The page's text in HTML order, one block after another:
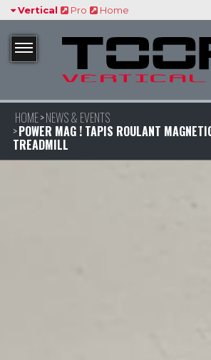
Vertical Pro Home
HOME NEWS & EVENTS
POWER MAG ! TAPIS ROULANT
TREADMILL